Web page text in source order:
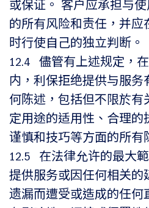
或保证。 客户应承担与
的所有风险和责任，并应
时行使自己的独立判断。
12.4 儘管有上述规定，
内，利保拒绝提供与服务
何陈述，包括但不限於有
定用途的适用性、合理的
谨慎和技巧等方面的所有
12.5 在法律允许的最大
提供服务或因任何相关的
遗漏而遭受或造成的任何